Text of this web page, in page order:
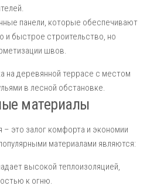
панели, которые обеспечивают
и быстрое строительство, но
швов.
материалы
– это залог комфорта и экономии
материалами являются:
высокой теплоизоляцией,
к огню.